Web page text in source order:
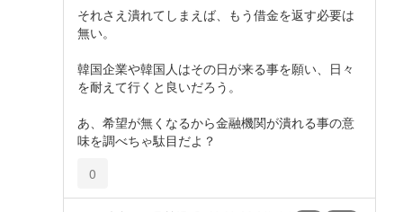
それさえ潰れてしまえば、もう借金を返す必要は
無い。
韓国企業や韓国人はその日が来る事を願い、日々
を耐えて行くと良いだろう。
あ、希望が無くなるから金融機関が潰れる事の意
味を調べちゃ駄目だよ？
0